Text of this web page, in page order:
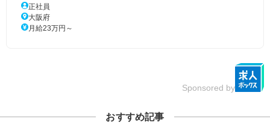
正社員
大阪府
月給23万円～
Sponsored by
おすすめ記事